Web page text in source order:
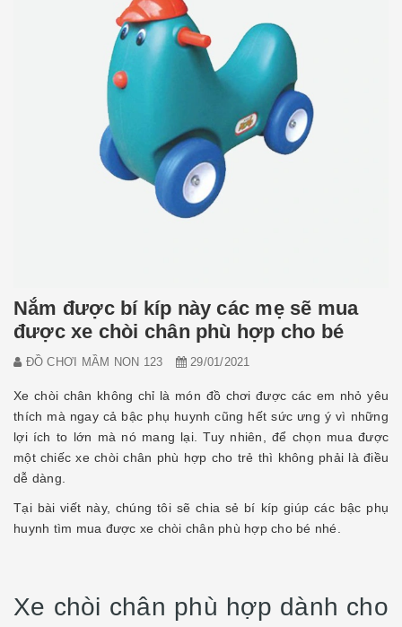
Nắm được bí kíp này các mẹ sẽ mua
được xe chòi chân phù hợp cho bé
ĐỒ CHƠI MẦM NON 123 29/01/2021
Xe chòi chân không chỉ là món đồ chơi được các em nhỏ yêu
thích mà ngay cả bậc phụ huynh cũng hết sức ưng ý vì những
lợi ích to lớn mà nó mang lại. Tuy nhiên, để chọn mua được
một chiếc xe chòi chân phù hợp cho trẻ thì không phải là điều
dễ dàng.
Tại bài viết này, chúng tôi sẽ chia sẻ bí kíp giúp các bậc phụ
huynh tìm mua được xe chòi chân phù hợp cho bé nhé.
Xe chòi chân phù hợp dành cho